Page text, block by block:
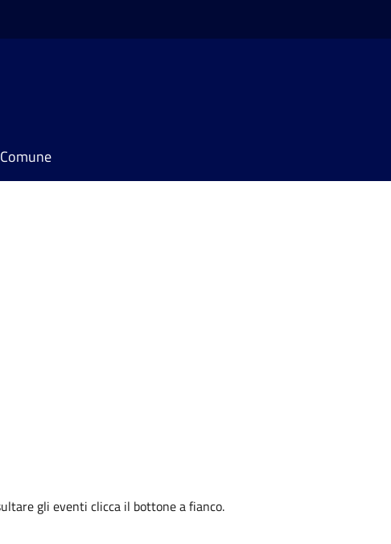
gli eventi clicca il bottone a fianco.